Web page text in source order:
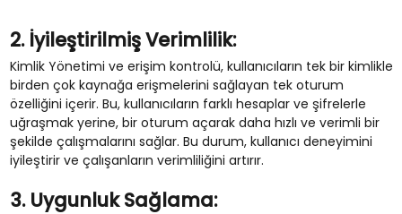
2. İyileştirilmiş Verimlilik:
Kimlik Yönetimi ve erişim kontrolü, kullanıcıların tek bir kimlikle
birden çok kaynağa erişmelerini sağlayan tek oturum
özelliğini içerir. Bu, kullanıcıların farklı hesaplar ve şifrelerle
uğraşmak yerine, bir oturum açarak daha hızlı ve verimli bir
şekilde çalışmalarını sağlar. Bu durum, kullanıcı deneyimini
iyileştirir ve çalışanların verimliliğini artırır.
3. Uygunluk Sağlama: